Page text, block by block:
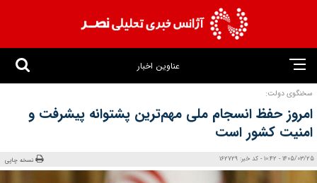
عناوین اخبار
سخنگوی دولت:
امروز حفظ انسجام ملی مهم‌ترین پشتوانه پیشرفت و
امنیت کشور است
1405/03/25 - 10:42 - کد خبر: 162729 نسخه چاپی